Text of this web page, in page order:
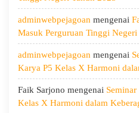
Kesehatan,
dan
Kepedulian
adminwebpejagoan mengenai
Masuk Perguruan Tinggi
adminwebpejagoan mengenai
Karya P5 Kelas X Harmoni
Faik Sarjono mengenai
Kelas X Harmoni dalam